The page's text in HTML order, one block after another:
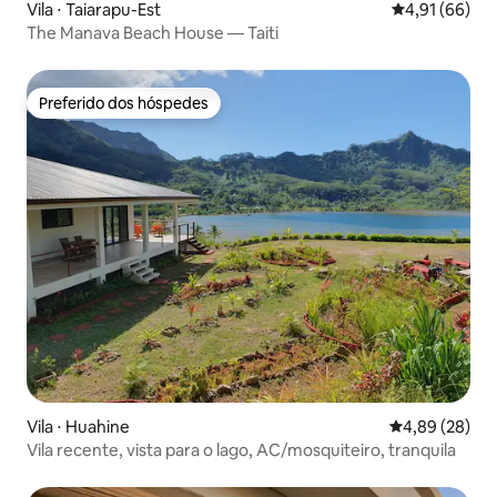
Vila ⋅ Taiarapu-Est 4,91 de uma
4,91 (66)
The Manava Beach House — Taiti
Preferido dos hóspedes
Preferido dos hóspedes
Vila ⋅ Huahine 4,89 de uma
4,89 (28)
Vila recente, vista para o lago, AC/mosquiteiro, tranquila